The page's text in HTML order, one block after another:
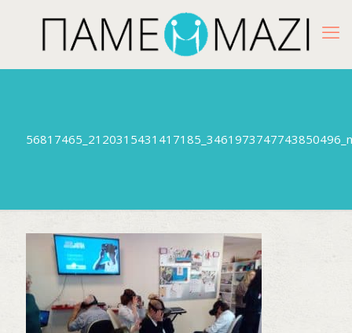
56817465_2120315431417185_3461973747743850496_n